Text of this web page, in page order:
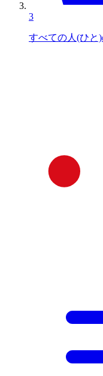
3
すべての人(ひと